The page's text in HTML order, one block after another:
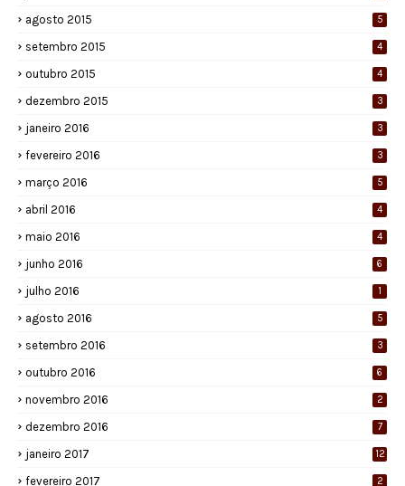
agosto 2015 5
setembro 2015 4
outubro 2015 4
dezembro 2015 3
janeiro 2016 3
fevereiro 2016 3
março 2016 5
abril 2016 4
maio 2016 4
junho 2016 6
julho 2016 1
agosto 2016 5
setembro 2016 3
outubro 2016 6
novembro 2016 2
dezembro 2016 7
janeiro 2017 12
fevereiro 2017 2